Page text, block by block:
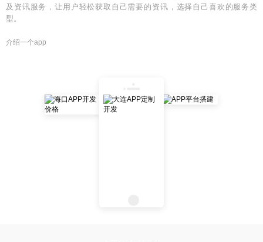
及资讯服务，让用户轻松获取自己需要的资讯，选择自己喜欢的服务类
型。
介绍一个app